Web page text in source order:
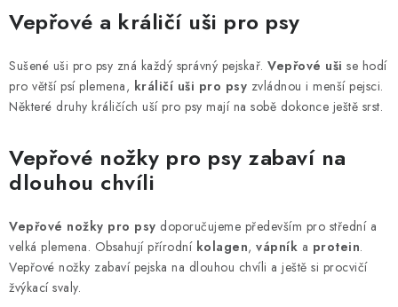
v
á
d
a
í
p
r
v
k
y
v
Vepřové a králičí uši pro psy
Sušené uši pro psy zná každý správný pejskař. Vepřové uši se hodí
pro větší psí plemena, králičí uši pro psy zvládnou i menší pejsci.
Některé druhy králičích uší pro psy mají na sobě dokonce ještě srst.
Vepřové nožky pro psy zabaví na
dlouhou chvíli
Vepřové nožky pro psy doporučujeme především pro střední a
velká plemena. Obsahují přírodní kolagen, vápník a protein.
Vepřové nožky zabaví pejska na dlouhou chvíli a ještě si procvičí
žvýkací svaly.